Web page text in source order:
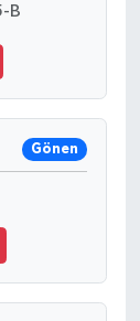
B
Gönen